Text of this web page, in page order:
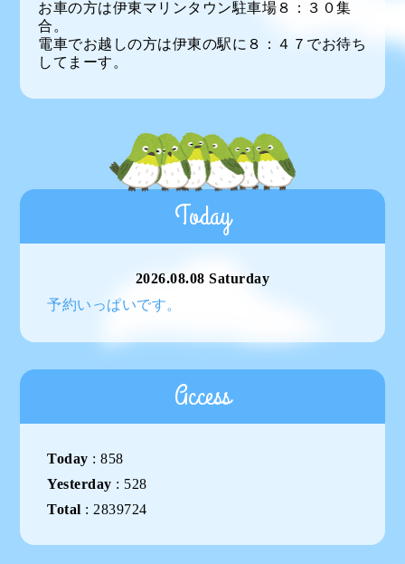
お車の方は伊東マリンタウン駐車場８：３０集
合。
電車でお越しの方は伊東の駅に８：４７でお待ち
してまーす。
Today
2026.08.08 Saturday
予約いっぱいです。
Access
Today :858
Yesterday : 528
Total : 2839724